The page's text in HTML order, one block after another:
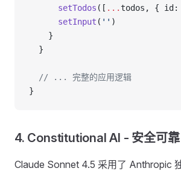
      setTodos
([ ... todos, { id:
      setInput
( '' )
    }
  }
  // ... 完整的应用逻辑
}
4. Constitutional AI - 安全可靠
Claude Sonnet 4.5 采用了 Anthropic